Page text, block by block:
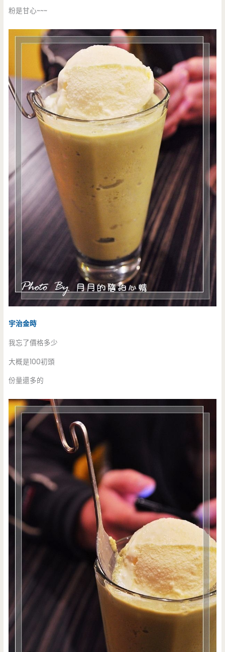
粉是甘心~~~
宇治金時
我忘了價格多少
大概是100初頭
份量還多的